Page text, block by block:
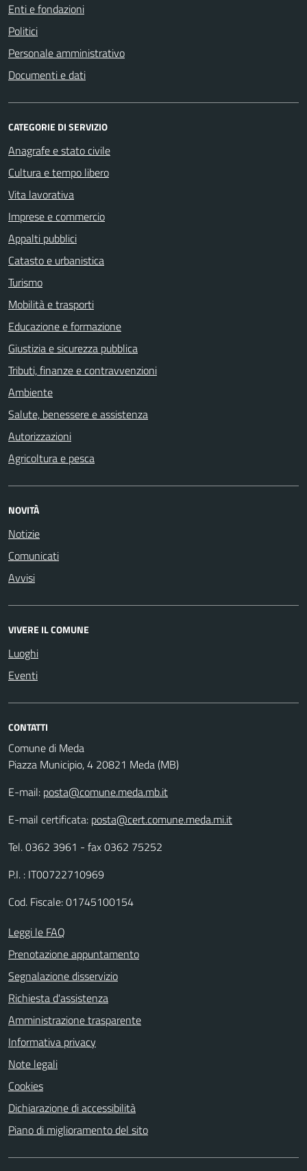
Enti e fondazioni
Politici
Personale amministrativo
Documenti e dati
CATEGORIE DI SERVIZIO
Anagrafe e stato civile
Cultura e tempo libero
Vita lavorativa
Imprese e commercio
Appalti pubblici
Catasto e urbanistica
Turismo
Mobilità e trasporti
Educazione e formazione
Giustizia e sicurezza pubblica
Tributi, finanze e contravvenzioni
Ambiente
Salute, benessere e assistenza
Autorizzazioni
Agricoltura e pesca
NOVITÀ
Notizie
Comunicati
Avvisi
VIVERE IL COMUNE
Luoghi
Eventi
CONTATTI
Comune di Meda
Piazza Municipio, 4 20821 Meda (MB)
E-mail: posta@comune.meda.mb.it
E-mail certificata: posta@cert.comune.meda.mi.it
Tel. 0362 3961 - fax 0362 75252
P.I. : IT00722710969
Cod. Fiscale: 01745100154
Leggi le FAQ
Prenotazione appuntamento
Segnalazione disservizio
Richiesta d'assistenza
Amministrazione trasparente
Informativa privacy
Note legali
Cookies
Dichiarazione di accessibilità
Piano di miglioramento del sito